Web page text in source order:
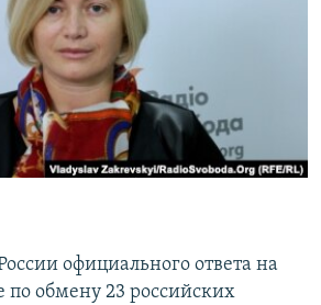
КРЫМА
официального ответа на
по обмену 23 российских